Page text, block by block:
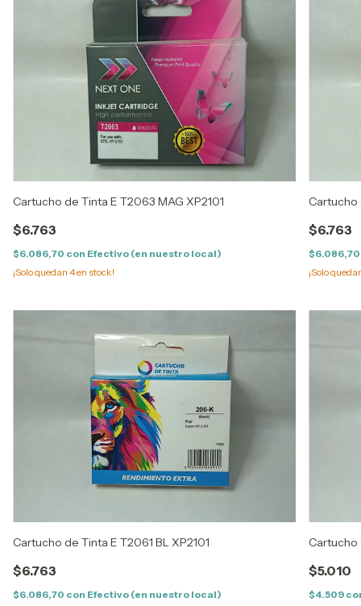
Cartucho de Tinta E T2063 MAG XP2101
$6.763
$6.086,70 con Efectivo (en nuestro local)
¡Solo quedan 4en stock!
Cartucho
$6.763
$6.086,70
¡Solo
Cartucho de Tinta E T2061 BL XP2101
$6.763
$6.086,70 con Efectivo (en nuestro local)
Cartucho
$5.010
$4.509